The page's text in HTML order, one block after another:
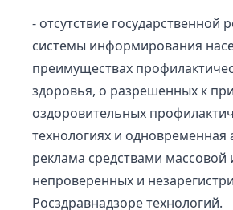
- отсутствие государственной
системы информирования
преимуществах
здоровья, о разрешенных к
оздоровительных
технологиях и одновременная
реклама средствами
непроверенных и
Росздравнадзоре технологий.